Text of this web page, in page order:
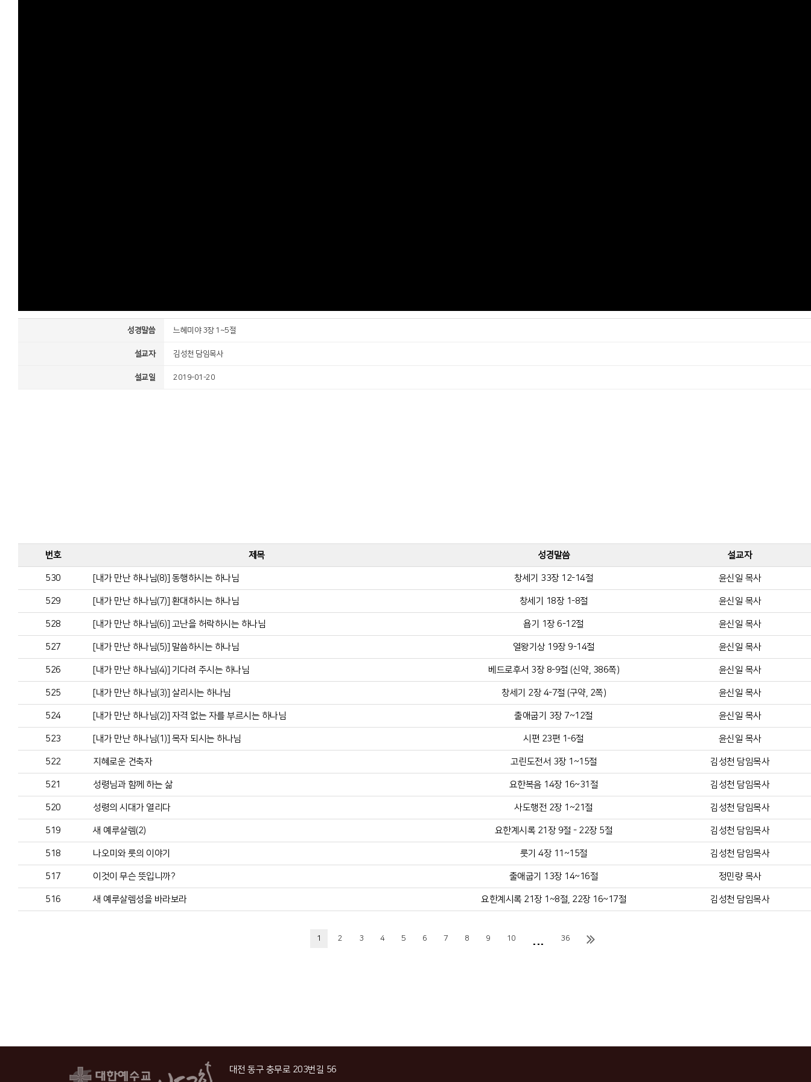
성경말씀 느헤미야 3장 1~5절
설교자 김성천 담임목사
설교일 2019-01-20
번호 제목 성경말씀 설교자
530 [내가 만난 하나님(8)] 동행하시는 하나님 창세기 33장 12-14절 윤신일 목사
529 [내가 만난 하나님(7)] 환대하시는 하나님 창세기 18장 1-8절 윤신일 목사
528 [내가 만난 하나님(6)] 고난을 허락하시는 하나님 욥기 1장 6-12절 윤신일 목사
527 [내가 만난 하나님(5)] 말씀하시는 하나님 열왕기상 19장 9-14절 윤신일 목사
526 [내가 만난 하나님(4)] 기다려 주시는 하나님 베드로후서 3장 8-9절 (신약, 386쪽) 윤신일 목사
525 [내가 만난 하나님(3)] 살리시는 하나님 창세기 2장 4-7절 (구약, 2쪽) 윤신일 목사
524 [내가 만난 하나님(2)] 자격 없는 자를 부르시는 하나님 출애굽기 3장 7~12절 윤신일 목사
523 [내가 만난 하나님(1)] 목자 되시는 하나님 시편 23편 1-6절 윤신일 목사
522 지혜로운 건축자 고린도전서 3장 1~15절 김성천 담임목사
521 성령님과 함께 하는 삶 요한복음 14장 16~31절 김성천 담임목사
520 성령의 시대가 열리다 사도행전 2장 1~21절 김성천 담임목사
519 새 예루살렘(2) 요한계시록 21장 9절 - 22장 5절 김성천 담임목사
518 나오미와 룻의 이야기 룻기 4장 11~15절 김성천 담임목사
517 이것이 무슨 뜻입니까? 출애굽기 13장 14~16절 정민량 목사
516 새 예루살렘성을 바라보라 요한계시록 21장 1~8절, 22장 16~17절 김성천 담임목사
1 2 3 4 5 6 7 8 9 10 ... 36
대전 동구 충무로 203번길 56